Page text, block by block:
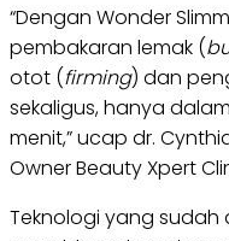
“Dengan Wonder
pembakaran lemak (
otot (firming) dan
sekaligus, hanya
menit,” ucap dr.
Owner Beauty Xpert
Teknologi yang sudah